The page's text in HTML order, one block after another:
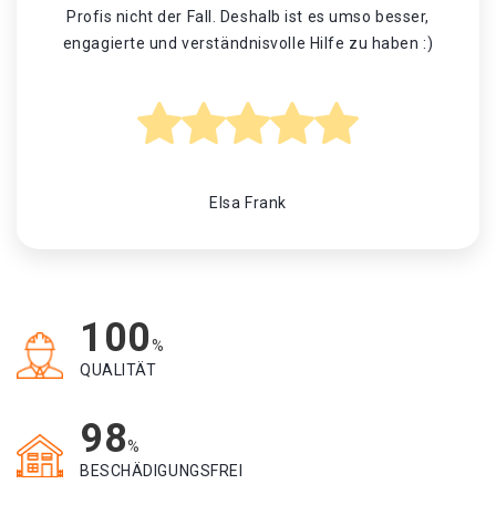
Profis nicht der Fall. Deshalb ist es umso besser,
engagierte und verständnisvolle Hilfe zu haben :)
Elsa Frank
100%
QUALITÄT
98%
BESCHÄDIGUNGSFREI